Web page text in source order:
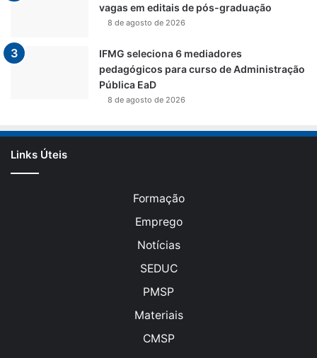
vagas em editais de pós-graduação
8 de agosto de 2026
IFMG seleciona 6 mediadores
pedagógicos para curso de Administração
Pública EaD
8 de agosto de 2026
Links Úteis
Formação
Emprego
Notícias
SEDUC
PMSP
Materiais
CMSP